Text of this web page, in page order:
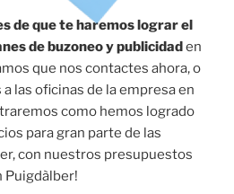
de que te haremos lograr el
de buzoneo y publicidaden
que nos contactes ahora, o
las oficinas de la empresa en
como hemos logrado
para gran parte de las
con nuestros presupuestos
Puigdàlber!